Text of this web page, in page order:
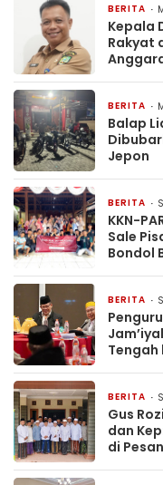
BERITA
Kepala
Rakyat
BERITA
Balap
Jepon
BERITA
KKN-
Sale
Bondol
BERITA
BERITA
Gus
dan
di